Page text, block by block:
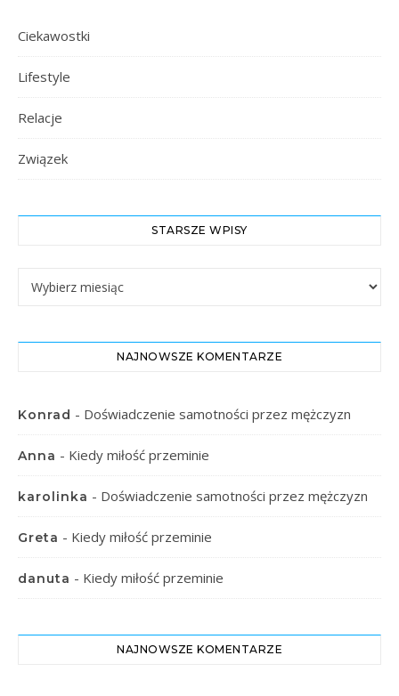
Ciekawostki
Lifestyle
Relacje
Związek
STARSZE WPISY
NAJNOWSZE KOMENTARZE
Konrad - Doświadczenie samotności przez mężczyzn
Anna - Kiedy miłość przeminie
karolinka - Doświadczenie samotności przez mężczyzn
Greta - Kiedy miłość przeminie
danuta - Kiedy miłość przeminie
NAJNOWSZE KOMENTARZE